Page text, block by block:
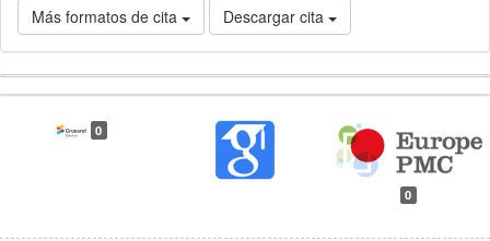
Más formatos de cita Descargar cita
Detalles
0
0